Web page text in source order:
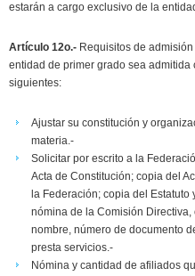
estarán a cargo exclusivo de la
Artículo 12o.- Requisitos de
entidad de primer grado sea
siguientes:
Ajustar su constitución y
materia.-
Solicitar por escrito a la
Acta de Constitución; copia del
la Federación; copia del
nómina de la Comisión
nombre, número de documento
presta servicios.-
Nómina y cantidad de afiliados